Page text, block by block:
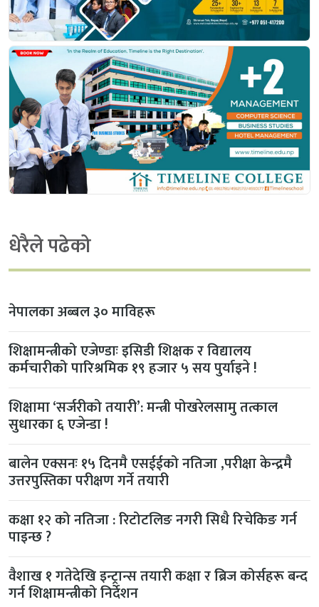
धेरैले पढेको
नेपालका अब्बल ३० माविहरू
शिक्षामन्त्रीको एजेण्डाः इसिडी शिक्षक र विद्यालय
कर्मचारीको पारिश्रमिक १९ हजार ५ सय पुर्याइने !
शिक्षामा ‘सर्जरीको तयारी’: मन्त्री पोखरेलसामु तत्काल
सुधारका ६ एजेन्डा !
बालेन एक्सनः १५ दिनमै एसईईको नतिजा ,परीक्षा केन्द्रमै
उत्तरपुस्तिका परीक्षण गर्ने तयारी
कक्षा १२ को नतिजा : रिटोटलिङ नगरी सिधै रिचेकिङ गर्न
पाइन्छ ?
वैशाख १ गतेदेखि इन्ट्रान्स तयारी कक्षा र ब्रिज कोर्सहरू बन्द
गर्न शिक्षामन्त्रीको निर्देशन